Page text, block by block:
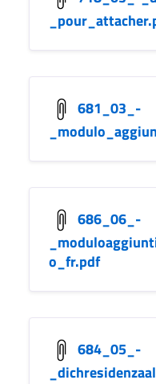
681_03_-
686_06_-
o_fr.pdf
684_05_-